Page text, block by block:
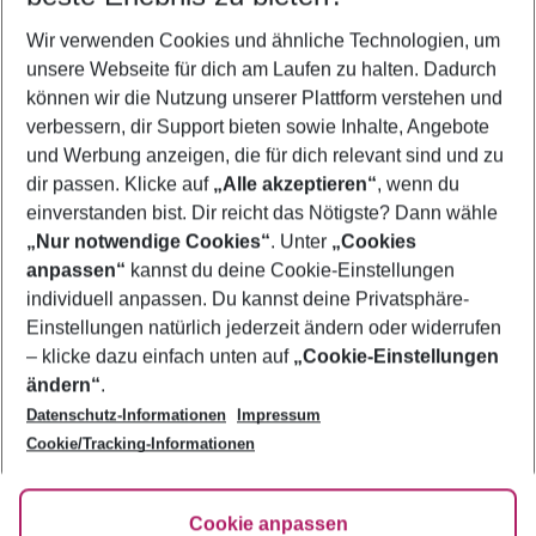
2 Erwachsene Keine Kinder
Mehr Filter anzeigen
Footer
Footer navigation
Über uns
AGB
Bestpreisgarantie
Cookie-Einstellungen ändern
Cookie-Richtlinie
Agenturbetreuung
Barrierefreies Reisen
FAQ
HanseMerkur Reiseversicherung
Folge uns
Wir verwenden Cookies und ähnliche Technologien, um
unsere Webseite für dich am Laufen zu halten. Dadurch
können wir die Nutzung unserer Plattform verstehen und
verbessern, dir Support bieten sowie Inhalte, Angebote
und Werbung anzeigen, die für dich relevant sind und zu
dir passen. Klicke auf „Alle akzeptieren“, wenn du
einverstanden bist. Dir reicht das Nötigste? Dann wähle
„Nur notwendige Cookies“. Unter „Cookies
anpassen“ kannst du deine Cookie-Einstellungen
individuell anpassen. Du kannst deine Privatsphäre-
Einstellungen natürlich jederzeit ändern oder widerrufen
– klicke dazu einfach unten auf „Cookie-Einstellungen
ändern“.
Datenschutz-Informationen
Impressum
Cookie/Tracking-Informationen
Cookie anpassen